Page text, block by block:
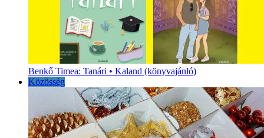
Benkő Timea: Tanári • Kaland (könyvajánló)
Közösség